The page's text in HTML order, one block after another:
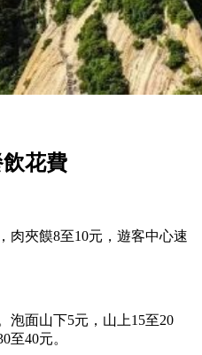
花費
肉夾饃8至10元，遊客中心速
泡面山下5元，山上15至20
至40元。